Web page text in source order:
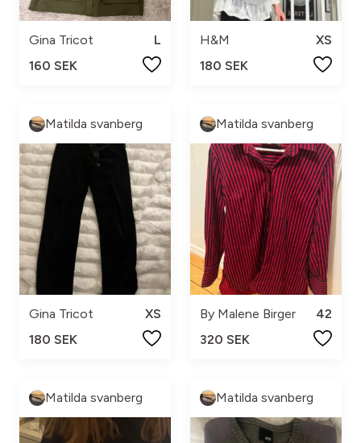
Gina Tricot
L
160 SEK
H&M
XS
180 SEK
Matilda svanberg
Gina Tricot
XS
180 SEK
Matilda svanberg
By Malene Birger
42
320 SEK
Matilda svanberg Matilda svanberg